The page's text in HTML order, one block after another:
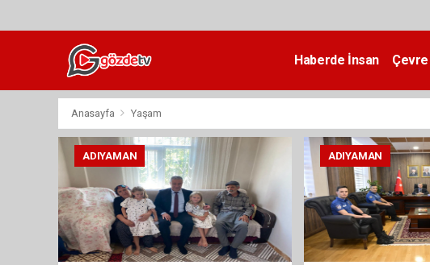
Haberde İnsan Çevre
Anasayfa Yaşam
ADIYAMAN ADIYAMAN